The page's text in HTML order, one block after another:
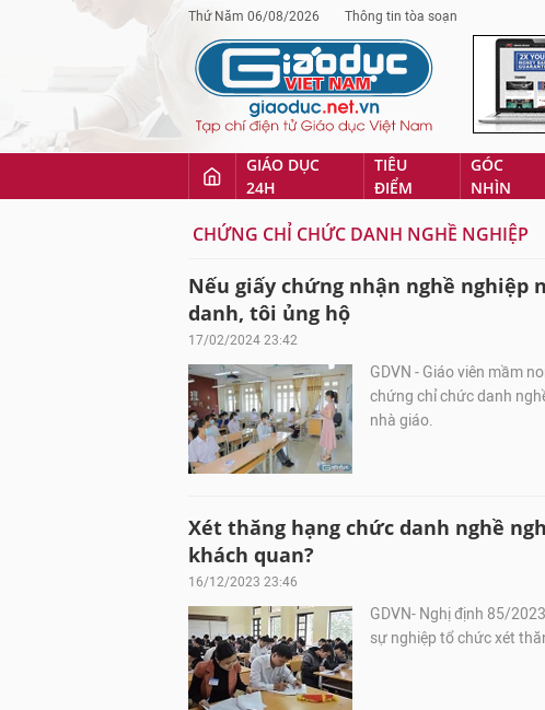
Thứ Năm 06/08/2026 Thông tin tòa soạn
GIÁO DỤC
24H
TIÊU
ĐIỂM
GÓC
NHÌN
CHỨNG CHỈ CHỨC DANH NGHỀ NGHIỆP
Nếu giấy chứng nhận nghề nghiệp
danh, tôi ủng hộ
17/02/2024 23:42
GDVN - Giáo viên mầm
chứng chỉ chức danh
nhà giáo.
Xét thăng hạng chức danh nghề
khách quan?
16/12/2023 23:46
GDVN- Nghị định 85/
sự nghiệp tổ chức xét